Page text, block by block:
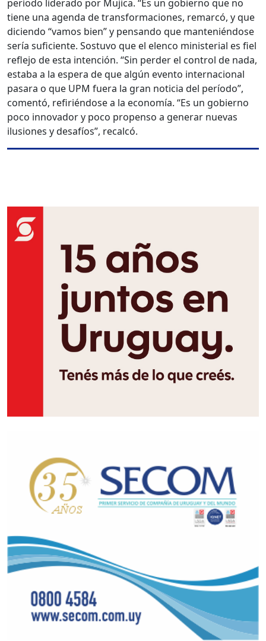
período liderado por Mujica. “Es un gobierno que no
tiene una agenda de transformaciones, remarcó, y que
diciendo “vamos bien” y pensando que manteniéndose
sería suficiente. Sostuvo que el elenco ministerial es fiel
reflejo de esta intención. “Sin perder el control de nada,
estaba a la espera de que algún evento internacional
pasara o que UPM fuera la gran noticia del período”,
comentó, refiriéndose a la economía. “Es un gobierno
poco innovador y poco propenso a generar nuevas
ilusiones y desafíos”, recalcó.